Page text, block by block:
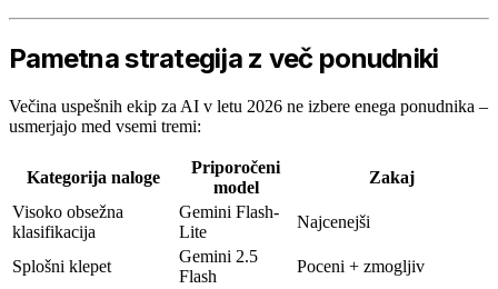
Pametna strategija z več ponudniki
Večina uspešnih ekip za AI v letu 2026 ne izbere enega ponudnika –
usmerjajo med vsemi tremi:
Kategorija naloge
Priporočeni
model
Zakaj
Visoko obsežna
klasifikacija
Gemini Flash-
Lite
Najcenejši
Splošni klepet
Gemini 2.5
Flash
Poceni + zmogljiv